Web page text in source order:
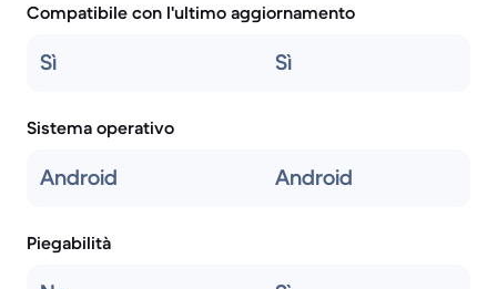
Compatibile con l'ultimo aggiornamento
Sì Sì
Sistema operativo
Android Android
Piegabilità